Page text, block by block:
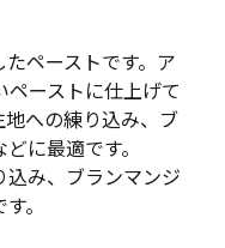
ペーストです。ア
ーストに仕上げて
への練り込み、ブ
に最適です。
込み、ブランマンジ
。